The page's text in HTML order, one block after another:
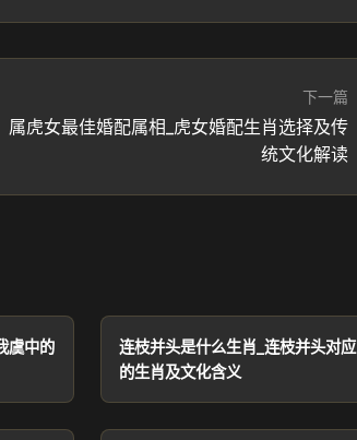
下一篇
属虎女最佳婚配属相_虎女婚配生肖选择及传
统文化解读
虞中的
连枝并头是什么生肖_连枝并头对应
的生肖及文化含义